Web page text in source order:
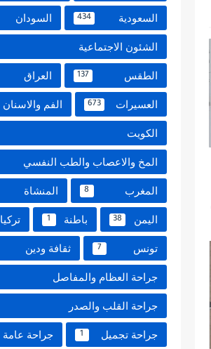
السعودية 434 السودان
الشئون الاجتماعية
الطقس 137 العراق
العسيرات 673 الفم والاسنان
الكويت
المخ والاعصاب والطب النفسي
المغرب 8 المنشاة
اليمن 38 باطنة 1 تركيا
تونس 7 ثقافة ودين
جراحة العظام والمفاصل
جراحة القلب والصدر
جراحة تجميل 1 جراحة عامة